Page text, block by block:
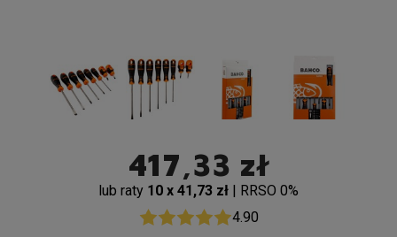
417,33 zł
lub raty 10 x 41,73 zł | RRSO 0%
4.90